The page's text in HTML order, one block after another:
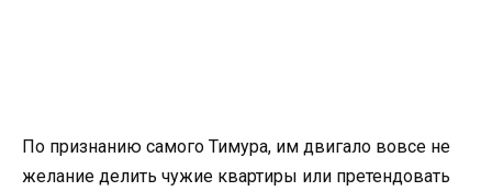
По признанию самого Тимура, им двигало вовсе не
желание делить чужие квартиры или претендовать